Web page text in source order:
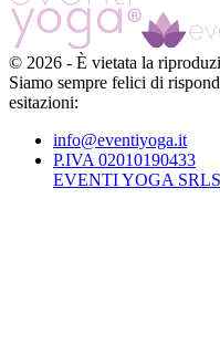
© 2026 - È vietata la
Siamo sempre felici di
esitazioni:
info@eventiyoga.it
P.IVA 02010190433
EVENTI YOGA SRLS